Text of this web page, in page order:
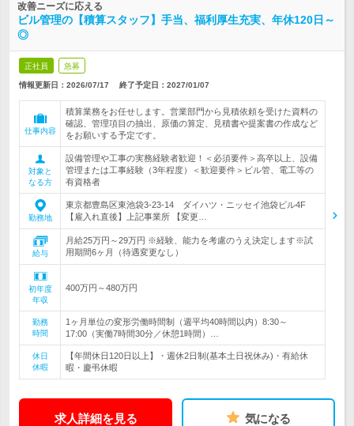
改善ニーズに応える
ビル管理の【積算スタッフ】手当、福利厚生充実、年休120日～
◎
正社員 急募
情報更新日：2026/07/17 終了予定日： 2027/01/07
仕事内容
積算業務をお任せします。営業部門から見積依頼を受けた資料の
確認、管理項目の抽出、原価の算定、見積書や提案書の作成など
をお願いする予定です。
対象と
なる方
設備管理や工事の実務経験者歓迎！＜必須要件＞高卒以上、設備
管理または工事経験（3年程度）＜歓迎要件＞ビル管、電工等の
有資格者
勤務地
東京都豊島区東池袋3-23-14 ダイハツ・ニッセイ池袋ビル4F
【雇入れ直後】上記事業所 【変更…
給与
月給25万円～29万円 ※経験、能力を考慮のうえ決定します※試
用期間6ヶ月（待遇変更なし）
初年度
年収
400万円～480万円
勤務
時間
1ヶ月単位の変形労働時間制（週平均40時間以内）8:30～
17:00（実働7時間30分／休憩1時間）…
休日
休暇
【年間休日120日以上】・週休2日制(基本土日祝休み)・有給休
暇・慶弔休暇
求人詳細を見る 気になる